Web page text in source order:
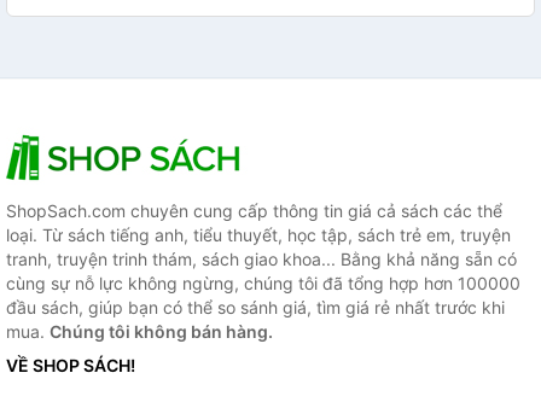
ShopSach.com chuyên cung cấp thông tin giá cả sách các thể
loại. Từ sách tiếng anh, tiểu thuyết, học tập, sách trẻ em, truyện
tranh, truyện trinh thám, sách giao khoa... Bằng khả năng sẵn có
cùng sự nỗ lực không ngừng, chúng tôi đã tổng hợp hơn 100000
đầu sách, giúp bạn có thể so sánh giá, tìm giá rẻ nhất trước khi
mua. Chúng tôi không bán hàng.
VỀ SHOP SÁCH!